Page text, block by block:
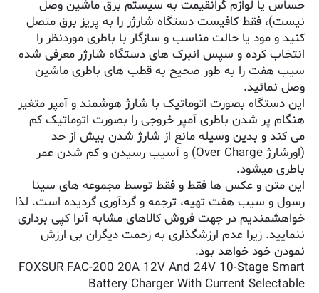
حساس یا لوازم گرانقیمت به سیستم برق ماشین وصل
نیست)، فقط کافیست دستگاه شارژر را به پریز برق متصل
کنید و مود یا حالت مناسب و سازگار با باطری موردنظر را
انتخاب کرده و سپس انبرک های دستگاه شارژر معرفی شده
سیب هفت را به طور صحیح به قطب های باطری ماشین
وصل نمائید.
این دستگاه بصورت اتوماتیک با شارژ هوشمند و آمپر متغیر
هنگام پر شدن باطری آمپر خروجی را بصورت اتوماتیک کم
می کند و بدین وسیله مانع از شارژ شدن بیش از حد
(اورشارژ Over Charge) و آسیب رسیدن و کم شدن عمر
باطری میشود.
این متن و عکس ها فقط و فقط توسط مجموعه های سینا
رسول و سیب هفت تهیه، ترجمه و گردآوری گردیده است. لذا
خواهشمندیم در جهت فروش کالاهای مشابه آنرا کپی برداری
ننمایید. زیرا عدم ارزشگذاری به زحمت دیگران بی ارزش
نمودن خود خواهد بود.
FOXSUR FAC-200 20A 12V And 24V 10-Stage Smart
Battery Charger With Current Selectable